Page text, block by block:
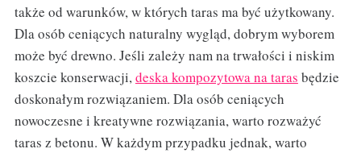
także od warunków, w których taras ma być użytkowany.
Dla osób ceniących naturalny wygląd, dobrym wyborem
może być drewno. Jeśli zależy nam na trwałości i niskim
koszcie konserwacji,deska kompozytowa na taras będzie
doskonałym rozwiązaniem. Dla osób ceniących
nowoczesne i kreatywne rozwiązania, warto rozważyć
taras z betonu. W każdym przypadku jednak, warto